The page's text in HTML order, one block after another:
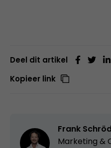
Deel dit artikel
Kopieer link
Frank
Marketing &